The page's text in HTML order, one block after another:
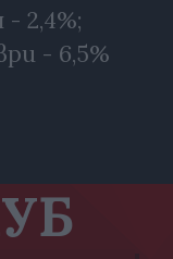
2,4%;
- 6,5%